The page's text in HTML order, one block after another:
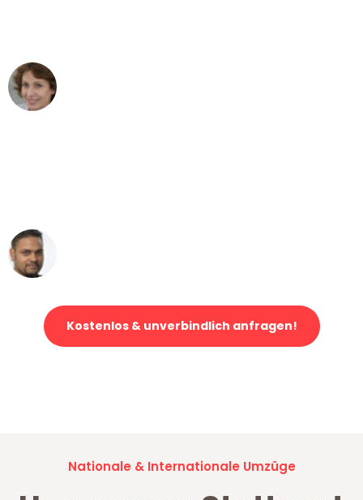
Kostenlos & unverbindlich anfragen!
Nationale & Internationale Umzüge